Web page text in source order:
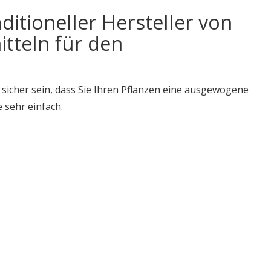
Hersteller von
für den
sein, dass Sie Ihren Pflanzen eine ausgewogene
einfach.